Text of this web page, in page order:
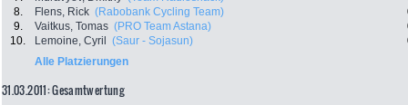
8.
Flens, Rick (Rabobank Cycling Team)
9.
Vaitkus, Tomas (PRO Team Astana)
10.
Lemoine, Cyril (Saur - Sojasun)
Alle Platzierungen
31.03.2011: Gesamtwertung